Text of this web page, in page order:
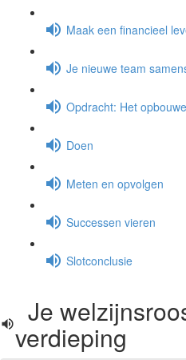
Maak een financieel
Je nieuwe team
Opdracht: Het
Doen
Meten en opvolgen
Successen vieren
Slotconclusie
Je
verdieping